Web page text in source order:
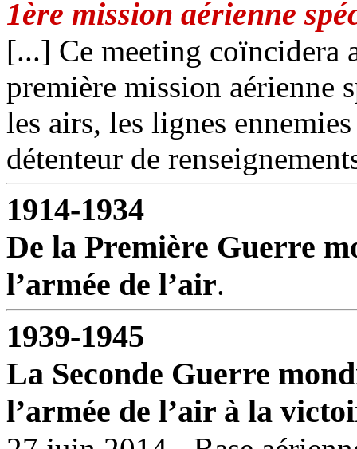
1ère mission aérienne
[...] Ce meeting coïncidera
première mission aérienne
les airs, les lignes
détenteur de
1914-1934
De la Première Guerre
l’armée de l’air.
1939-1945
La Seconde Guerre
l’armée de l’air à la